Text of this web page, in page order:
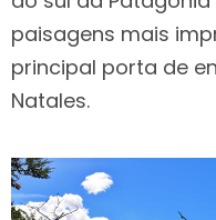
paisagens mais
principal porta de
Natales.